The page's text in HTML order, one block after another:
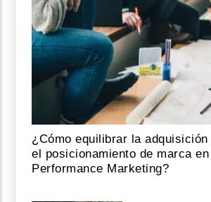
¿Cómo equilibrar la
el posicionamiento de marca en
Performance Marketing?